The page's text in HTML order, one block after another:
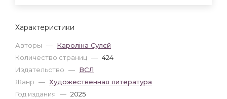
Характеристики
Авторы — Кароліна Сулєй
Количество страниц — 424
Издательство — ВСЛ
Жанр — Художественная литература
Год издания — 2025